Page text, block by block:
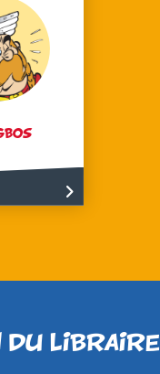
DU LIBRAIRE